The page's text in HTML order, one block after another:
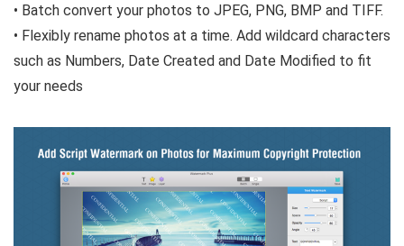
• Batch convert your photos to JPEG, PNG, BMP and TIFF.
• Flexibly rename photos at a time. Add wildcard characters
such as Numbers, Date Created and Date Modified to fit
your needs